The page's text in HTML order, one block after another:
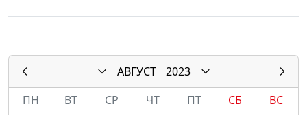
АВГУСТ
2023
ПН
ВТ СР ЧТ ПТ СБ
ВС